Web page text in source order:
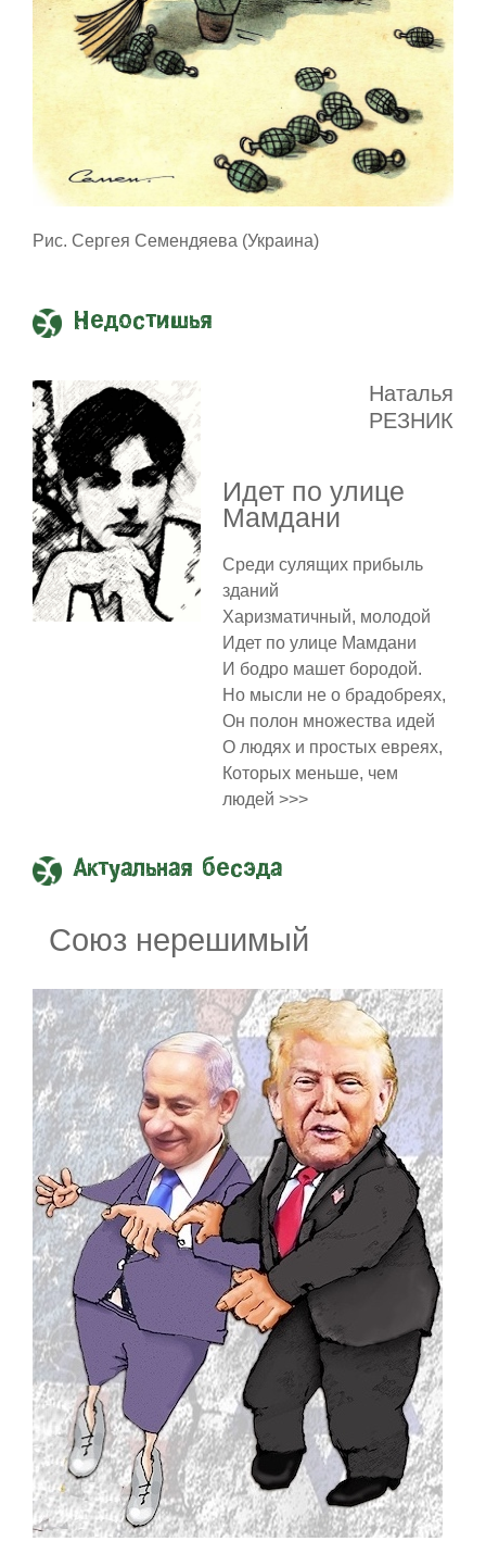
Рис. Сергея Семендяева (Украина)
Недостишья
Наталья
РЕЗНИК
Идет по улице
Мамдани
Среди сулящих прибыль
зданий
Харизматичный, молодой
Идет по улице Мамдани
И бодро машет бородой.
Но мысли не о брадобреях,
Он полон множества идей
О людях и простых евреях,
Которых меньше, чем
людей >>>
Актуальная бесэда
Союз нерешимый